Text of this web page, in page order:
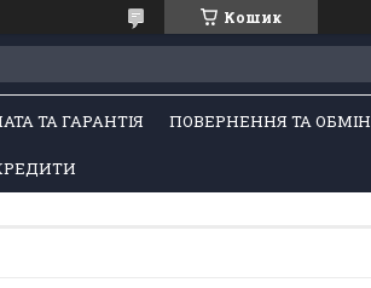
Кошик
ТА ГАРАНТІЯ ПОВЕРНЕННЯ ТА ОБМІН